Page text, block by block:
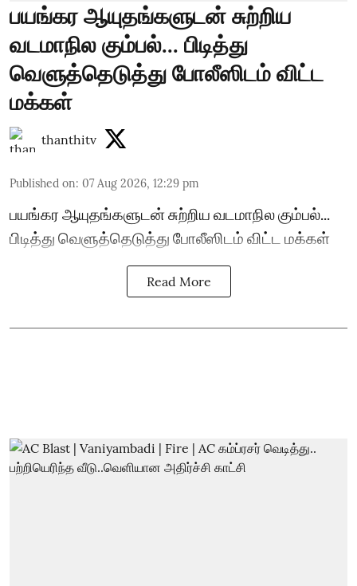
பயங்கர ஆயுதங்களுடன் சுற்றிய
வடமாநில கும்பல்... பிடித்து
வெளுத்தெடுத்து போலீஸிடம் விட்ட
மக்கள்
thanthitv
Published on: 07 Aug 2026, 12:29 pm
பயங்கர ஆயுதங்களுடன் சுற்றிய வடமாநில கும்பல்...
பிடித்து வெளுத்தெடுத்து போலீஸிடம் விட்ட மக்கள்
Read More